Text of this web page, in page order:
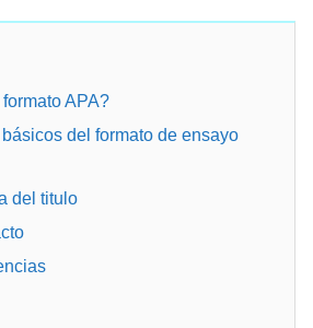
APA?
del formato de ensayo
del titulo